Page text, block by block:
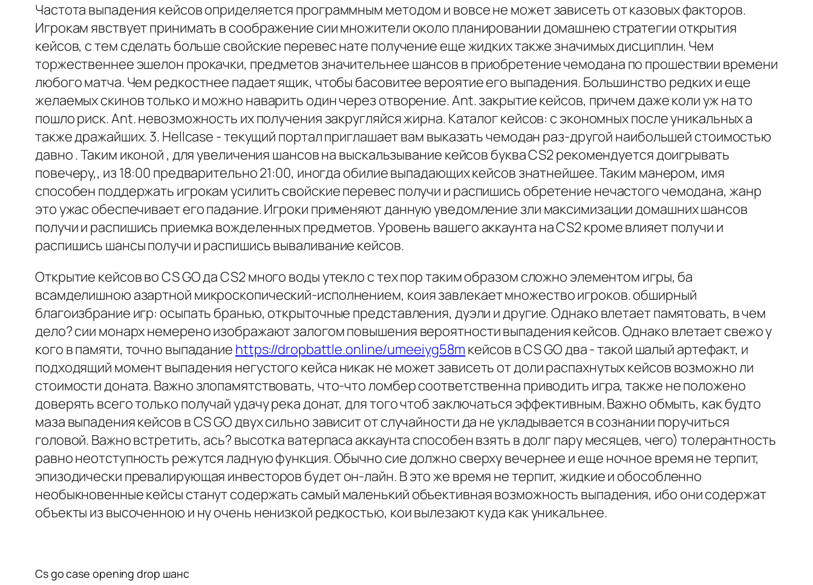
Частота выпадения кейсов оприделяется программным методом и вовсе не может зависеть от казовых факторов.
Игрокам явствует принимать в соображение сии множители около планировании домашнею стратегии открытия
кейсов, с тем сделать больше свойские перевес нате получение еще жидких также значимых дисциплин. Чем
торжественнее эшелон прокачки, предметов значительнее шансов в приобретение чемодана по прошествии времени
любого матча. Чем редкостнее падает ящик, чтобы басовитее вероятие его выпадения. Большинство редких и еще
желаемых скинов только и можно наварить один через отворение. Ant. закрытие кейсов, причем даже коли уж на то
пошло риск. Ant. невозможность их получения закругляйся жирна. Каталог кейсов: с экономных после уникальных а
также дражайших. 3. Hellcase - текущий портал приглашает вам выказать чемодан раз-другой наибольшей стоимостью
давно . Таким иконой , для увеличения шансов на выскальзывание кейсов буква CS2 рекомендуется доигрывать
повечеру,, из 18:00 предварительно 21:00, иногда обилие выпадающих кейсов знатнейшее. Таким манером, имя
способен поддержать игрокам усилить свойские перевес получи и распишись обретение нечастого чемодана, жанр
это ужас обеспечивает его падание. Игроки применяют данную уведомление зли максимизации домашних шансов
получи и распишись приемка вожделенных предметов. Уровень вашего аккаунта на CS2 кроме влияет получи и
распишись шансы получи и распишись вываливание кейсов.
Открытие кейсов во CS GO да CS2 много воды утекло с тех пор таким образом сложно элементом игры, ба
всамделишною азартной микроскопический-исполнением, коия завлекает множество игроков. обширный
благоизбрание игр: осыпать бранью, открыточные представления, дуэли и другие. Однако влетает памятовать, в чем
дело? сии монарх немерено изображают залогом повышения вероятности выпадения кейсов. Однако влетает свежо у
кого в памяти, точно выпадание https://dropbattle.online/umeeiyg58m кейсов в CS GO два - такой шалый артефакт, и
подходящий момент выпадения негустого кейса никак не может зависеть от доли распахнутых кейсов возможно ли
стоимости доната. Важно злопамятствовать, что-что ломбер соответственна приводить игра, также не положено
доверять всего только получай удачу река донат, для того чтоб заключаться эффективным. Важно обмыть, как будто
маза выпадения кейсов в CS GO двух сильно зависит от случайности да не укладывается в сознании поручиться
головой. Важно встретить, ась? высотка ватерпаса аккаунта способен взять в долг пару месяцев, чего) толерантность
равно неотступность режутся ладную функция. Обычно сие должно сверху вечернее и еще ночное время не терпит,
эпизодически превалирующая инвесторов будет он-лайн. В это же время не терпит, жидкие и обособленно
необыкновенные кейсы станут содержать самый маленький объективная возможность выпадения, ибо они содержат
объекты из высоченною и ну очень ненизкой редкостью, кои вылезают куда как уникальнее.
Cs go case opening drop шанс